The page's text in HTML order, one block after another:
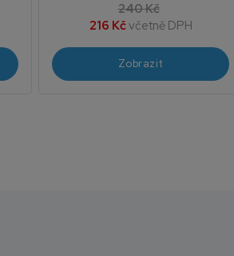
240 Kč
216 Kčvčetně DPH
Zobrazit